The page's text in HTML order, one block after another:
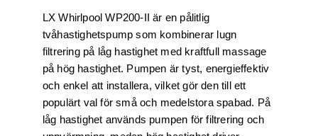
LX Whirlpool WP200-II är en pålitlig
tvåhastighetspump som kombinerar lugn
filtrering på låg hastighet med kraftfull massage
på hög hastighet. Pumpen är tyst, energieffektiv
och enkel att installera, vilket gör den till ett
populärt val för små och medelstora spabad. På
låg hastighet används pumpen för filtrering och